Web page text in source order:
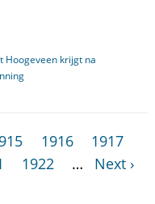
Hoogeveen krijgt na
1916
1917
1922 …
Next ›